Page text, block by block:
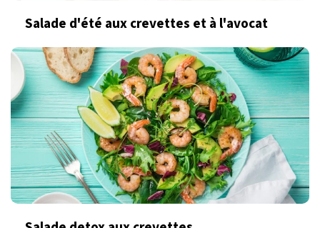
Salade d'été aux crevettes et à l'avocat